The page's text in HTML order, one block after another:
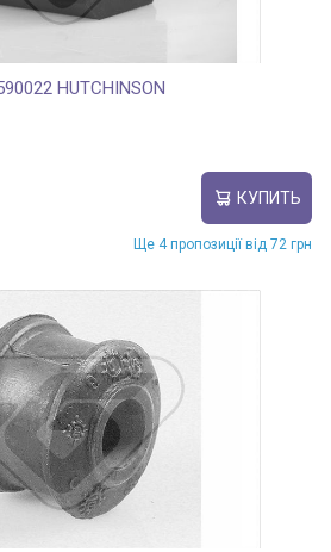
HUTCHINSON
КУПИТЬ
Ще 4 пропозиції від 72 грн